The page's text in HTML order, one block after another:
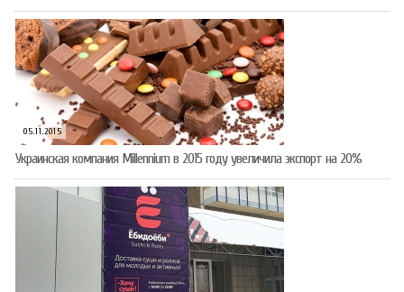
05.11.2015
Украинская компания Millennium в 2015 году увеличила экспорт на 20%